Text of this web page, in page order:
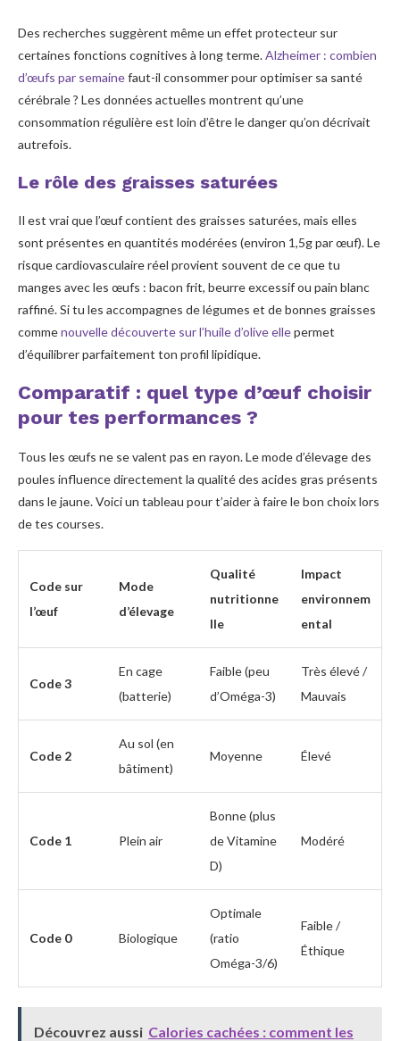
Des recherches suggèrent même un effet protecteur sur
certaines fonctions cognitives à long terme.Alzheimer : combien
d’œufs par semainefaut-il consommer pour optimiser sa santé
cérébrale ? Les données actuelles montrent qu’une
consommation régulière est loin d’être le danger qu’on décrivait
autrefois.
Le rôle des graisses saturées
Il est vrai que l’œuf contient des graisses saturées, mais elles
sont présentes en quantités modérées (environ 1,5g par œuf). Le
risque cardiovasculaire réel provient souvent de ce que tu
manges avec les œufs : bacon frit, beurre excessif ou pain blanc
raffiné. Si tu les accompagnes de légumes et de bonnes graisses
commenouvelle découverte sur l’huile d’olive ellepermet
d’équilibrer parfaitement ton profil lipidique.
Comparatif : quel type d’œuf choisir
pour tes performances ?
Tous les œufs ne se valent pas en rayon. Le mode d’élevage des
poules influence directement la qualité des acides gras présents
dans le jaune. Voici un tableau pour t’aider à faire le bon choix lors
de tes courses.
Code sur
l’œuf
Mode
d’élevage
Qualité
nutritionne
lle
Impact
environnem
ental
Code 3
En cage
(batterie)
Faible (peu
d’Oméga-3)
Très élevé /
Mauvais
Code 2
Au sol (en
bâtiment)
Moyenne Élevé
Code 1 Plein air
Bonne (plus
de Vitamine
D)
Modéré
Code 0 Biologique
Optimale
(ratio
Oméga-3/6)
Faible /
Éthique
Découvrez aussi Calories cachées : comment les